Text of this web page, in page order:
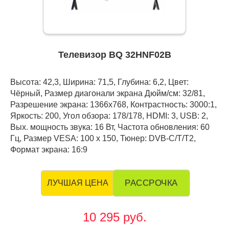
Телевизор BQ 32HNF02B
Высота: 42,3, Ширина: 71,5, Глубина: 6,2, Цвет:
Чёрный, Размер диагонали экрана Дюйм/см: 32/81,
Разрешение экрана: 1366x768, Контрастность: 3000:1,
Яркость: 200, Угол обзора: 178/178, HDMI: 3, USB: 2,
Вых. мощность звука: 16 Вт, Частота обновления: 60
Гц, Размер VESA: 100 х 150, Тюнер: DVB-C/T/T2,
Формат экрана: 16:9
ЛУЧШАЯ ЦЕНА РАССРОЧКА
10 295 руб.